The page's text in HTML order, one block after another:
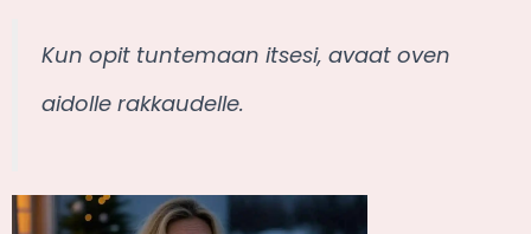
Kun opit tuntemaan itsesi, avaat oven
aidolle rakkaudelle.